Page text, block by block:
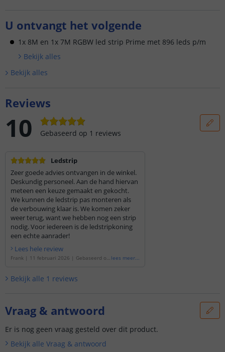
U ontvangt het volgende
1x 8M en 1x 7M RGBW led strip Prime met 896 leds p/m
Bekijk alles
Bekijk alles
Reviews
10 Gebaseerd op 1 reviews
Ledstrip
Zeer goede advies ontvangen in de winkel.
Deskundig personeel. Aan de hand hiervan
meteen een keuze gemaakt en gekocht.
We kunnen de ledstrip pas monteren als
de verbouwing klaar is. We komen zeker
weer terug, want we hebben nog een strip
nodig. Voor iedereen is de ledstripkoning
een echte aanrader!
Lees hele review
Frank | 11 februari 2026 | Gebaseerd op
lees meer...
Bekijk alle 1 reviews
Vraag & antwoord
Er is nog geen vraag gesteld over dit product.
Bekijk alle Vraag & antwoord